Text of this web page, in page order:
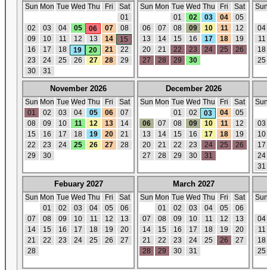
Sun Mon Tue Wed Thu Fri
Sat
01
02
03 04 05 06 07
08
09
10 11 12 13 14
15
16
17 18 19 20 21
22
23
24 25 26 27 28
29
30
31
Sun Mon Tue Wed Thu Fri
Sat
01
02 03 04
05
06
07 08 09 10 11
12
13
14 15 16 17 18
19
20
21 22 23 24 25
26
27
28 29 30
04
11
18
25
November 2026
Sun Mon Tue Wed Thu Fri
Sat
01
02 03 04 05 06
07
08
09 10 11 12 13
14
15
16 17 18 19 20
21
22
23 24 25 26 27
28
29
30
December 2026
Sun Mon Tue Wed Thu Fri
Sat
01
02 03 04
05
06
07 08 09 10 11
12
13
14 15 16 17 18
19
20
21 22 23 24 25
26
27
28 29 30 31
03
10
17
24
31
Febuary 2027
Sun Mon Tue Wed Thu Fri
Sat
01
02 03 04 05
06
07
08 09 10 11 12
13
14
15 16 17 18 19
20
21
22 23 24 25 26
27
28
March 2027
Sun Mon Tue Wed Thu Fri
Sat
01
02 03 04 05
06
07
08 09 10 11 12
13
14
15 16 17 18 19
20
21
22 23 24 25 26
27
28
29 30 31
04
11
18
25